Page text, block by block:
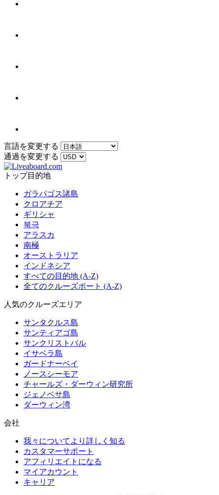
言語を変更する
通過を変更する
トップ目的地
ガラパゴス諸島
クロアチア
ギリシャ
북극
アラスカ
南極
オーストラリア
インドネシア
すべての目的地 (A-Z)
全てのクルーズボート (A-Z)
人気のクルーズエリア
サンタクルス島
サンティアゴ島
サンクリストバル
イサベラ島
ガードナーベイ
ノースシーモア
チャールズ・ダーウィン研究所
ジェノベサ島
ダーウィン湾
会社
我々についてより詳しく知る
カスタマーサポート
アフィリエイトになる
マイアカウント
キャリア